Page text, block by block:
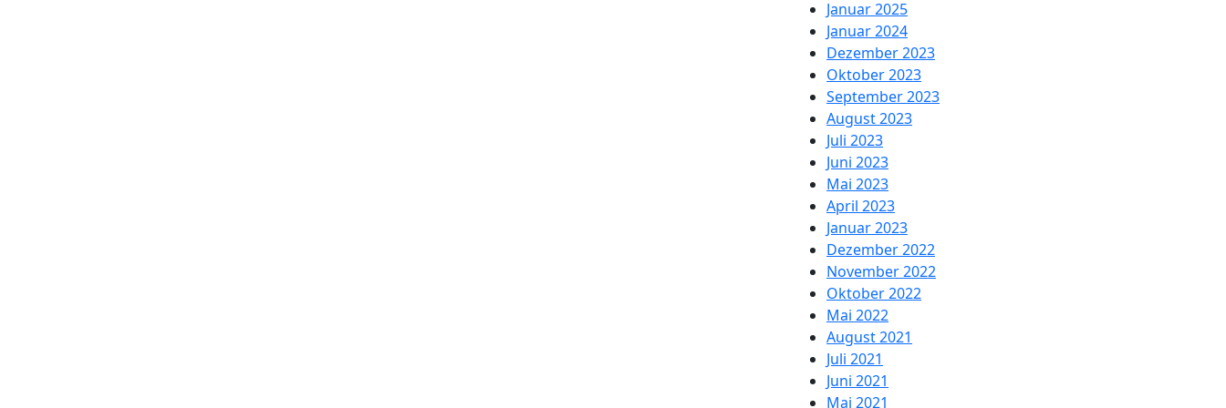
Januar 2025
Januar 2024
Dezember 2023
Oktober 2023
September 2023
August 2023
Juli 2023
Juni 2023
Mai 2023
April 2023
Januar 2023
Dezember 2022
November 2022
Oktober 2022
Mai 2022
August 2021
Juli 2021
Juni 2021
Mai 2021